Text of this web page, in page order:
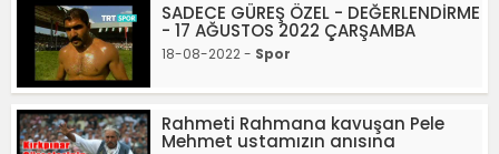
SADECE GÜREŞ ÖZEL - DEĞERLENDİRME
- 17 AĞUSTOS 2022 ÇARŞAMBA
18-08-2022 - Spor
Rahmeti Rahmana kavuşan Pele
Mehmet ustamızın anısına